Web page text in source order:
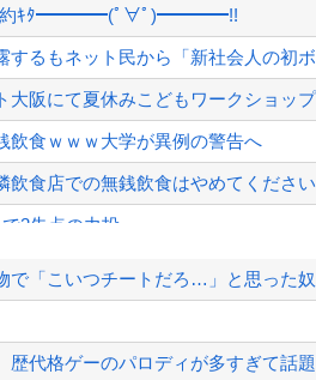
契約ｷﾀ━━━━(ﾟ∀ﾟ)━━━━!!
するもネット民から「新社会人の初
大阪にて夏休みこどもワークショッ
飲食ｗｗｗ大学が異例の警告へ
食店での無銭飲食はやめてください
2失点の力投
り、「地獄すぎて完全にコントにな
た男の弁護をした。そして数年後、
で「こいつチートだろ…」と思った
歴代格ゲーのパロディが多すぎて話